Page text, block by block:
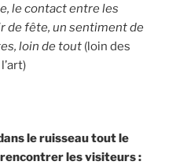
le contact entre les
de fête, un sentiment de
loin de tout (loin des
le ruisseau tout le
les visiteurs :